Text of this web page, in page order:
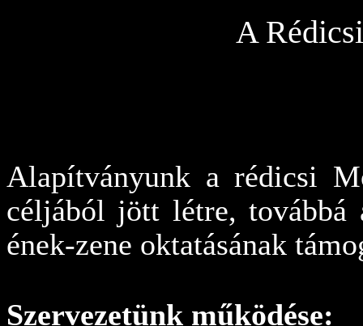
A
Alapítványunk a rédicsi
céljából jött létre, továbbá
ének-zene oktatásának
Szervezetünk működése: